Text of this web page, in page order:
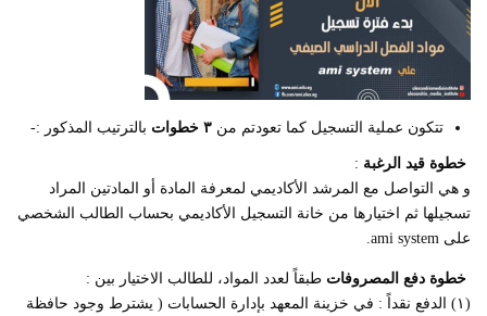
تتكون عملية التسجيل كما تعودتم من ٣ خطوات بالترتيب المذكور :-
خطوة قيد الرغبة :
و هي التواصل مع المرشد الأكاديمي لمعرفة المادة أو المادتين المراد
تسجيلها ثم اختيارها من خانة التسجيل الأكاديمي بحساب الطالب الشخصي
على ami system.
خطوة دفع المصروفات طبقاً لعدد المواد، للطالب الاختيار بين :
(١) الدفع نقداً : في خزينة المعهد بإدارة الحسابات ( يشترط وجود حافظة